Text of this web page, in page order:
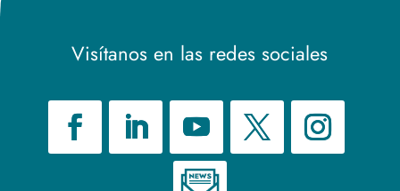
Visítanos en las redes sociales